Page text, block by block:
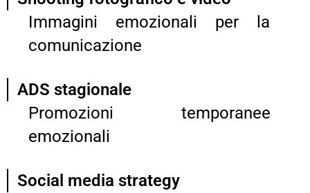
Immagini emozionali per la
comunicazione
ADS stagionale
Promozioni temporanee
emozionali
Social media strategy